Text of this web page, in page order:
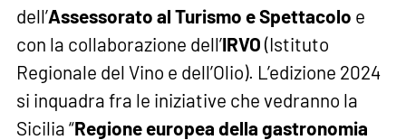
dell’Assessorato al Turismo e Spettacolo e
con la collaborazione dell’IRVO (Istituto
Regionale del Vino e dell’Olio). L’edizione 2024
si inquadra fra le iniziative che vedranno la
Sicilia “Regione europea della gastronomia